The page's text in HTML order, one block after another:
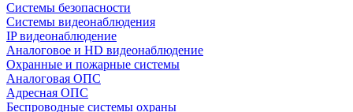
Системы безопасности
Системы видеонаблюдения
IP видеонаблюдение
Аналоговое и HD видеонаблюдение
Охранные и пожарные системы
Аналоговая ОПС
Адресная ОПС
Беспроводные системы охраны